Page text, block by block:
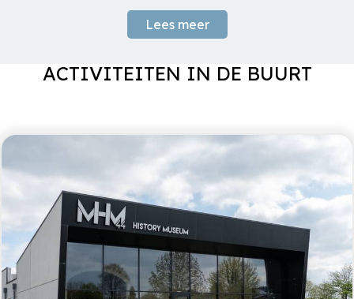
Vrijstaand
Koppel/ maart 2026
hond. Wat een prachtige plek en wat een enorme
tuin! Genoeg te beleven voor de natuurliefhebbers
die wij zijn. Ook de hond was super enthousiast
vanwege de ruimte die hij had. Het huis zelf is ruim,
authentiek Ardens en staat aan een rustig straatje
met enkele ander huizen en verder niets dan groen
om je heen. Genieten!
Erik
Stel/ september 2025
Lees meer
ACTIVITEITEN IN DE BUURT